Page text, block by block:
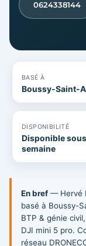
0624338144
BASÉ À
Boussy-Saint-
DISPONIBILITÉ
Disponible sous
semaine
En bref — Hervé
basé à Boussy-
BTP & génie
DJI mini 5 pro.
réseau